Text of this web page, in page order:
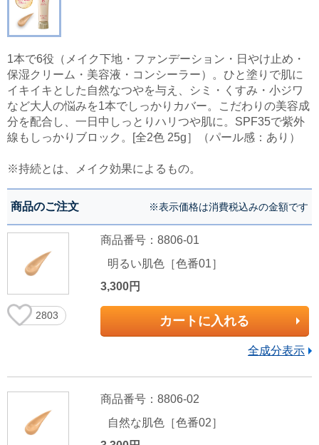
1本で6役（メイク下地・ファンデーション・日やけ止め・
保湿クリーム・美容液・コンシーラー）。ひと塗りで肌に
イキイキとした自然なつやを与え、シミ・くすみ・小ジワ
など大人の悩みを1本でしっかりカバー。こだわりの美容成
分を配合し、一日中しっとりハリつや肌に。SPF35で紫外
線もしっかりブロック。[全2色 25g］（パール感：あり）
※持続とは、メイク効果によるもの。
商品のご注文 ※表示価格は消費税込みの金額です
2803
商品番号：8806-01
明るい肌色［色番01］
3,300円
カートに入れる
全成分表示
商品番号：8806-02
自然な肌色［色番02］